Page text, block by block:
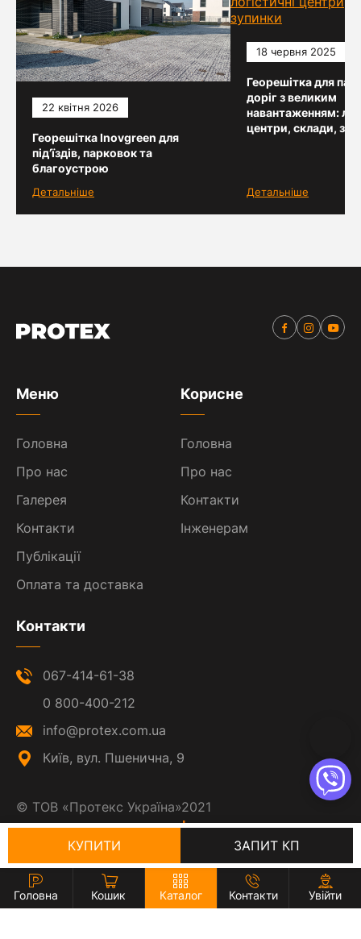
22 квітня 2026
Георешітка Inovgreen для
під’їздів, парковок та
благоустрою
Детальніше
18 червня 2025
Георешітка для
доріг з великим
навантаженням:
центри, склади,
Детальніше
Меню
Головна
Про нас
Галерея
Контакти
Публікації
Оплата та доставка
Корисне
Головна
Про нас
Контакти
Інженерам
Контакти
067-414-61-38
0 800-400-212
info@protex.com.ua
Київ, вул. Пшенична, 9
© ТОВ «Протекс Україна»2021
Створення сайту
КУПИТИ
ЗАПИТ КП
Головна Кошик Каталог Контакти Увійти